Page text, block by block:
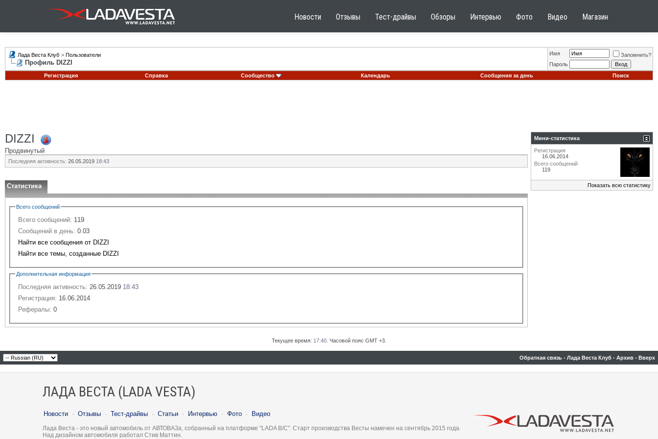
Новости Отзывы Тест-драйвы Обзоры Интервью Фото Видео Магазин
Лада Веста Клуб > Пользователи
Профиль DIZZI
Имя
Запомнить?
Пароль
Регистрация
Справка Сообщество Календарь Сообщения за день Поиск
DIZZI
Продвинутый
Последняя активность: 26.05.2019 18:43
Статистика
Всего сообщений
Всего сообщений: 119
Сообщений в день: 0.03
Найти все сообщения от DIZZI
Найти все темы, созданные DIZZI
Дополнительная информация
Последняя активность: 26.05.2019 18:43
Регистрация: 16.06.2014
Рефералы: 0
Мини-статистика
Регистрация
16.06.2014
Всего сообщений
119
Показать всю статистику
Текущее время: 17:40 . Часовой пояс GMT +3.
Обратная связь - Лада Веста Клуб - Архив - Вверх
ЛАДА ВЕСТА (LADA VESTA)
Новости · Отзывы · Тест-драйвы · Статьи · Интервью · Фото · Видео
Лада Веста - это новый автомобиль от АВТОВАЗа, собранный на платформе "LADA B/C". Старт производства Весты намечен на сентябрь 2015 года.
Над дизайном автомобиля работал Стив Маттин.